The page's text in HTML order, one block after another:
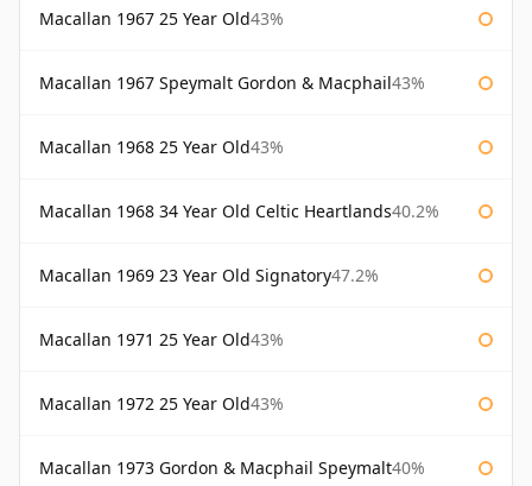
Macallan 1967 25 Year Old43%
Macallan 1967 Speymalt Gordon & Macphail43%
Macallan 1968 25 Year Old43%
Macallan 1968 34 Year Old Celtic Heartlands40.2%
Macallan 1969 23 Year Old Signatory47.2%
Macallan 1971 25 Year Old43%
Macallan 1972 25 Year Old43%
Macallan 1973 Gordon & Macphail Speymalt40%